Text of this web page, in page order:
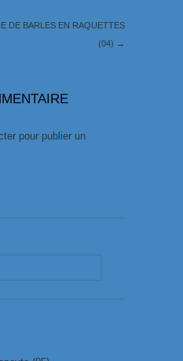
DE BARLES EN RAQUETTES
(04) →
pour publier un